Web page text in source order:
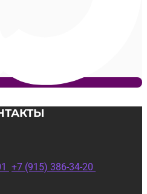
+7 (915) 386-34-20